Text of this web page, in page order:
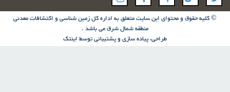
© کلیه حقوق و محتوای این سایت متعلق به اداره کل زمین شناسی و اکتشافات معدنی
منطقه شمال شرق می باشد .
طراحی، پیاده سازی و پشتیبانی توسطاینتک